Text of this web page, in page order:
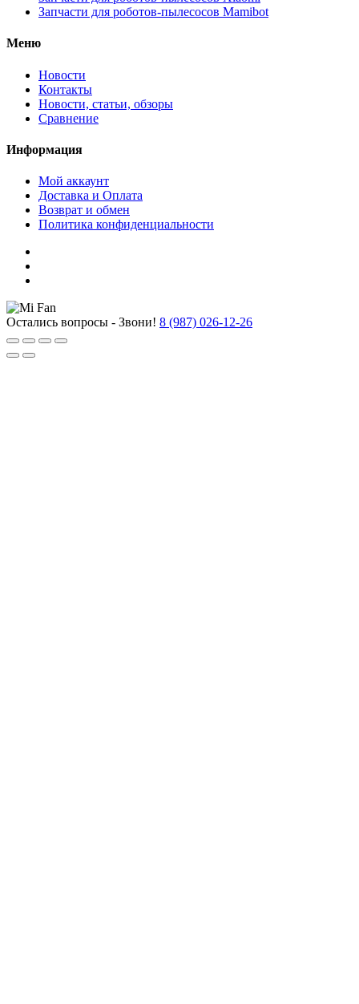
Запчасти для роботов-пылесосов Mamibot
Меню
Новости
Контакты
Новости, статьи, обзоры
Сравнение
Информация
Мой аккаунт
Доставка и Оплата
Возврат и обмен
Политика конфиденциальности
Остались вопросы - Звони! 8 (987) 026-12-26